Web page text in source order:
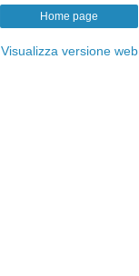
Home page
Visualizza versione web